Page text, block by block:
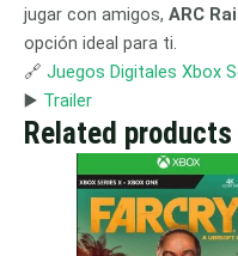
jugar con amigos, ARC
opción ideal para ti.
🔗 Juegos Digitales Xbox
▶️ Trailer
Related products